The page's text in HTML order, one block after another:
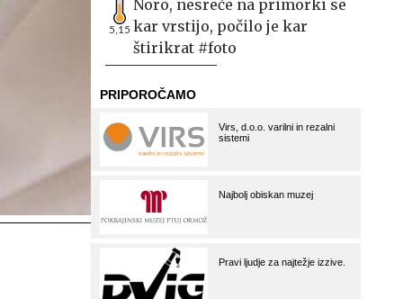
5,15
Noro, nesreče na primorki se
kar vrstijo, počilo je kar
štirikrat #foto